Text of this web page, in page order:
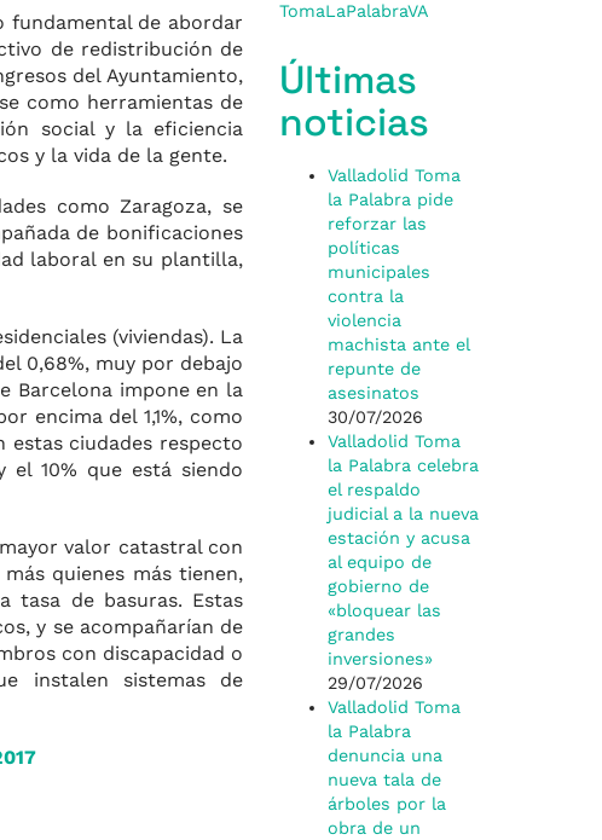
fundamental de abordar
de redistribución de
del Ayuntamiento,
como herramientas de
social y la eficiencia
y la vida de la gente.
como Zaragoza, se
de bonificaciones
laboral en su plantilla,
(viviendas). La
0,68%, muy por debajo
Barcelona impone en la
encima del 1,1%, como
estas ciudades respecto
10% que está siendo
valor catastral con
quienes más tienen,
tasa de basuras. Estas
y se acompañarían de
con discapacidad o
instalen sistemas de
TomaLaPalabraVA
Últimas
noticias
Valladolid Toma
la Palabra pide
reforzar las
políticas
municipales
contra la
violencia
machista ante el
repunte de
asesinatos
30/07/2026
Valladolid Toma
la Palabra celebra
el respaldo
judicial a la nueva
estación y acusa
al equipo de
gobierno de
«bloquear las
grandes
inversiones»
29/07/2026
Valladolid Toma
la Palabra
denuncia una
nueva tala de
árboles por la
obra de un